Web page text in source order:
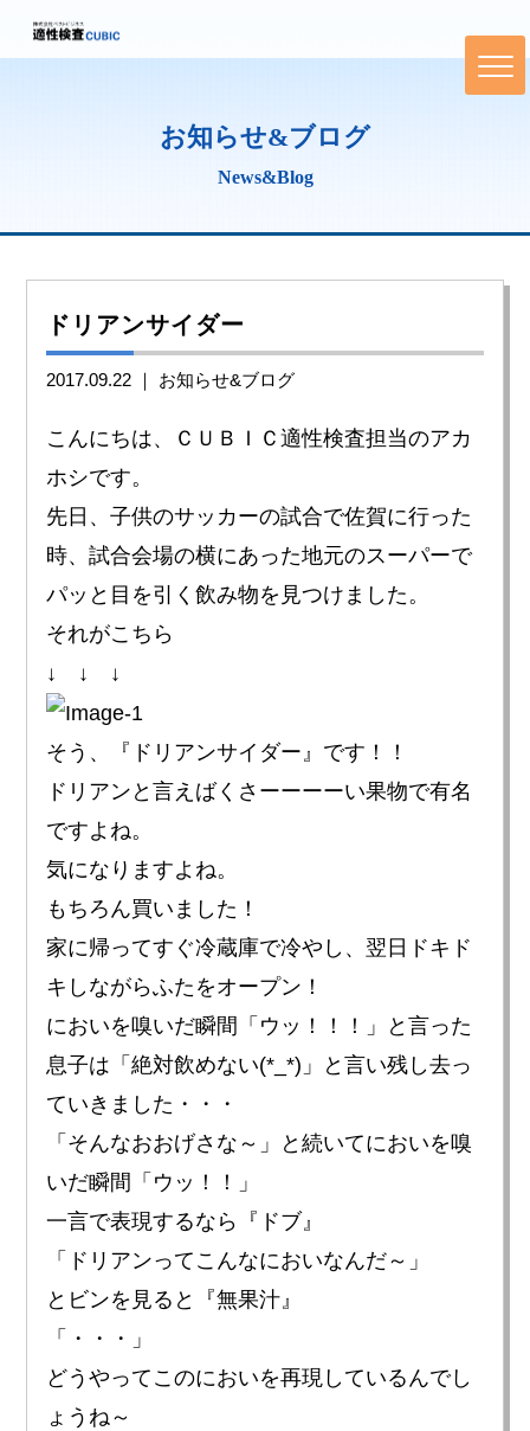
お知らせ&ブログ
News&Blog
ドリアンサイダー
2017.09.22 ｜ お知らせ&ブログ
こんにちは、ＣＵＢＩＣ適性検査担当のアカ
ホシです。
先日、子供のサッカーの試合で佐賀に行った
時、試合会場の横にあった地元のスーパーで
パッと目を引く飲み物を見つけました。
それがこちら
↓ ↓ ↓
そう、『ドリアンサイダー』です！！
ドリアンと言えばくさーーーーい果物で有名
ですよね。
気になりますよね。
もちろん買いました！
家に帰ってすぐ冷蔵庫で冷やし、翌日ドキド
キしながらふたをオープン！
においを嗅いだ瞬間「ウッ！！！」と言った
息子は「絶対飲めない(*_*)」と言い残し去っ
ていきました・・・
「そんなおおげさな～」と続いてにおいを嗅
いだ瞬間「ウッ！！」
一言で表現するなら『ドブ』
「ドリアンってこんなにおいなんだ～」
とビンを見ると『無果汁』
「・・・」
どうやってこのにおいを再現しているんでし
ょうね～